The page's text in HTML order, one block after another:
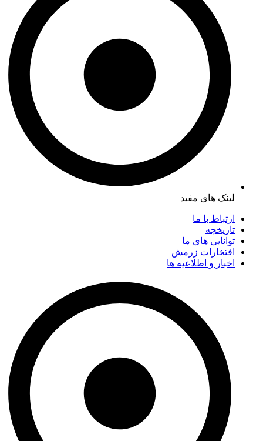
لینک های مفید
ارتباط با ما
تاریخچه
توانایی های ما
افتخارات زرمش
اخبار و اطلاعیه ها